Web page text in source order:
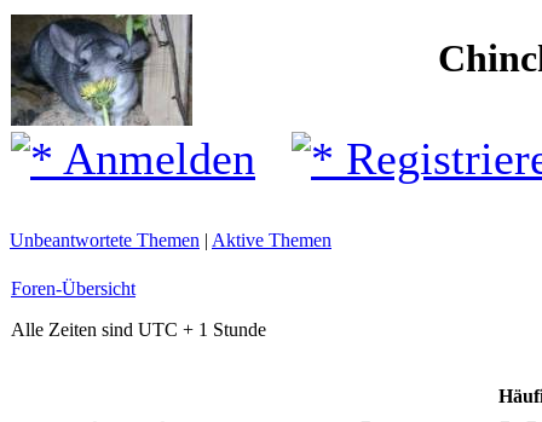
Anmelden
Unbeantwortete Themen | Aktive Themen
Foren-Übersicht
Alle Zeiten sind UTC + 1 Stunde